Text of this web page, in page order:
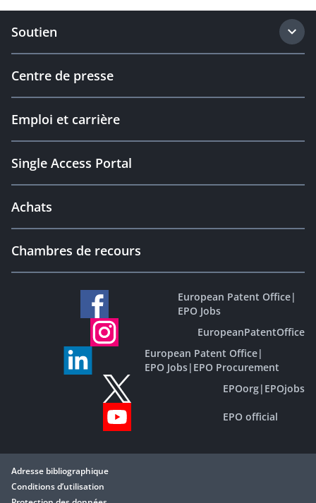
Soutien
Centre de presse
Emploi et carrière
Single Access Portal
Achats
Chambres de recours
European Patent Office|
EPO Jobs
EuropeanPatentOffice
European Patent Office|
EPO Jobs| EPO Procurement
EPOorg| EPOjobs
EPO official
Adresse bibliographique
Conditions d’utilisation